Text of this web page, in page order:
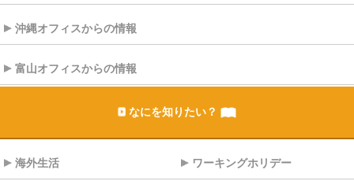
沖縄オフィスからの情報
富山オフィスからの情報
なにを知りたい？
海外生活 ワーキングホリデー